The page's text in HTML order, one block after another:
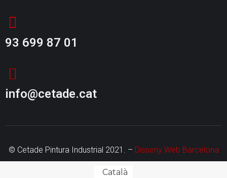
93 699 87 01
info@cetade.cat
© Cetade Pintura Industrial 2021. – Disseny Web Barcelona
Català